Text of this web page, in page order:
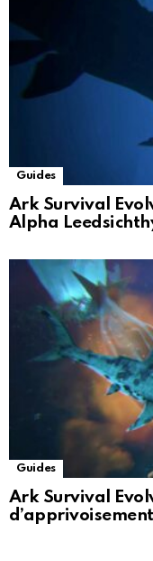
Guides
Ark Survival
Alpha
Guides
Ark Survival
d’apprivoisement